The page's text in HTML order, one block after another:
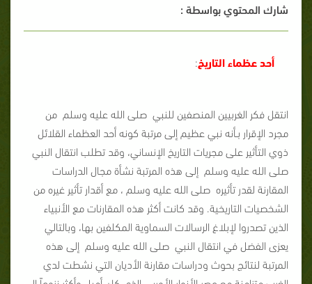
شارك المحتوي بواسطة :
أحد عظماء التاريخ:
انتقل فكر الغربيين المنصفين للنبي صلى الله عليه وسلم من
مجرد الإقرار بـأنه نبي عظيم إلى مرتبة كونه أحد العظماء القلائل
ذوي التأثير على مجريات التاريخ الإنساني، وقد تطلب انتقال النبي
صلى الله عليه وسلم إلى هذه المرتبة نشأة مجال الدراسات
المقارنة لقدر تأثيره صلى الله عليه وسلم ، مع أقدار تأثير غيره من
الشخصيات التاريخية. وقد كانت أكثر هذه المقارنات مع الأنبياء
الذين تصدروا لإبلاغ الرسالات السماوية المكلفين بها، وبالتالي
يعزى الفضل في انتقال النبي صلى الله عليه وسلم إلى هذه
المرتبة لنتائج بحوث ودراسات مقارنة الأديان التي نشطت لدي